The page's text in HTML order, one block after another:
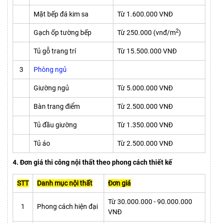
Mặt bếp đá kim sa Từ 1.600.000 VNĐ
Gạch ốp tường bếp Từ 250.000 (vnđ/m2)
Tủ gỗ trang trí Từ 15.500.000 VNĐ
3 Phòng ngủ
Giường ngủ Từ 5.000.000 VNĐ
Bàn trang điểm Từ 2.500.000 VNĐ
Tủ đầu giường Từ 1.350.000 VNĐ
Tủ áo Từ 2.500.000 VNĐ
4. Đơn giá thi công nội thất theo phong cách thiết kế
STT Danh mục nội thất Đơn giá
1 Phong cách hiện đại
Từ 30.000.000 - 90.000.000
VNĐ